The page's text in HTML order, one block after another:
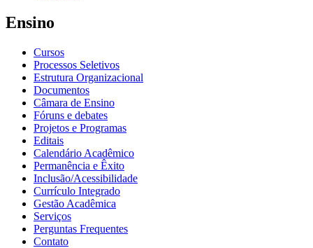
Ensino
Cursos
Processos Seletivos
Estrutura Organizacional
Documentos
Câmara de Ensino
Fóruns e debates
Projetos e Programas
Editais
Calendário Acadêmico
Permanência e Êxito
Inclusão/Acessibilidade
Currículo Integrado
Gestão Acadêmica
Serviços
Perguntas Frequentes
Contato